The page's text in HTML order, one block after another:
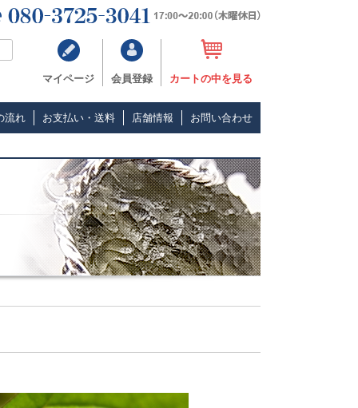
マイページ 会員登録 カートの中を見る
流れ お支払い・送料 店舗情報 お問い合わせ